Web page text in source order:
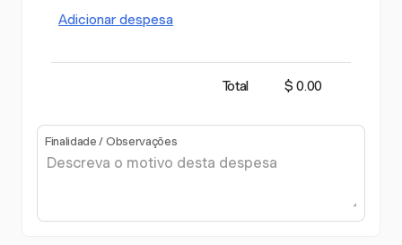
Adicionar despesa
Total $ 0.00
Finalidade / Observações